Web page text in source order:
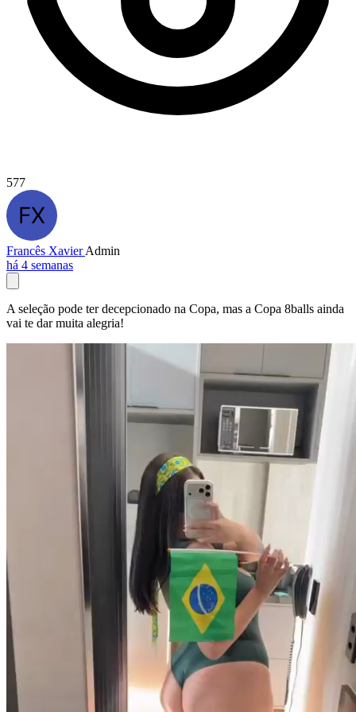
577
Francês XavierAdmin
há 4 semanas
A seleção pode ter decepcionado na Copa, mas a Copa 8balls ainda
vai te dar muita alegria!